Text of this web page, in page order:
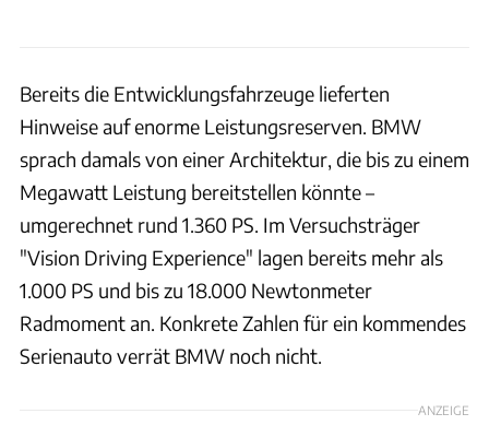
Bereits die Entwicklungsfahrzeuge lieferten
Hinweise auf enorme Leistungsreserven. BMW
sprach damals von einer Architektur, die bis zu einem
Megawatt Leistung bereitstellen könnte –
umgerechnet rund 1.360 PS. Im Versuchsträger
"Vision Driving Experience" lagen bereits mehr als
1.000 PS und bis zu 18.000 Newtonmeter
Radmoment an. Konkrete Zahlen für ein kommendes
Serienauto verrät BMW noch nicht.
ANZEIGE